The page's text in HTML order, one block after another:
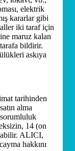
elektrik
kararlar gibi
iki taraf için
maruz kalan
bildirir.
askıya
tarihinden
alma
14 (on
ALICI,
hakkını